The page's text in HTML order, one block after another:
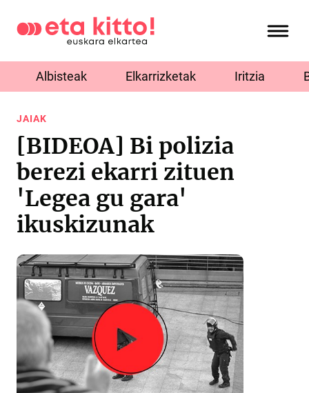
Albisteak Elkarrizketak Iritzia
JAIAK
[BIDEOA] Bi polizia
berezi ekarri zituen
'Legea gu gara'
ikuskizunak